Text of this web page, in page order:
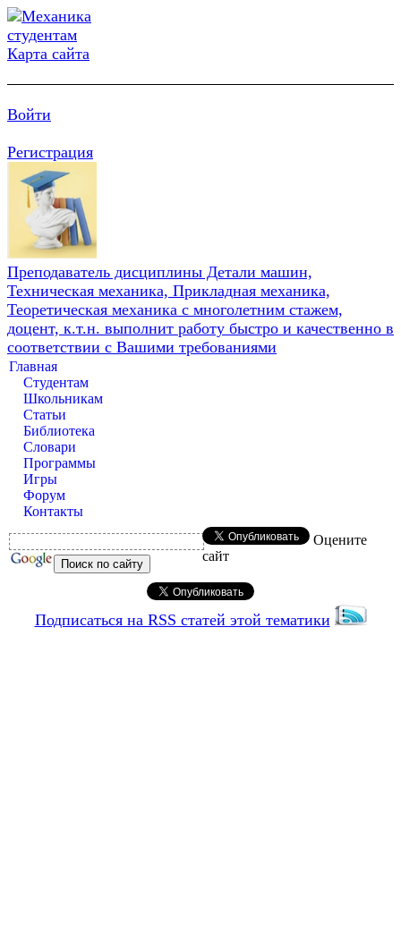
Карта сайта
Войти
Регистрация
Преподаватель дисциплины Детали машин,
Техническая механика, Прикладная механика,
Теоретическая механика с многолетним стажем,
доцент, к.т.н. выполнит работу быстро и качественно в
соответствии с Вашими требованиями
Главная
Студентам
Школьникам
Статьи
Библиотека
Словари
Программы
Игры
Форум
Контакты
Оцените
сайт
Подписаться на RSS статей этой тематики